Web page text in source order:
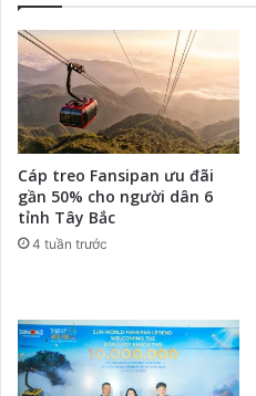
Cáp treo Fansipan ưu đãi
gần 50% cho người dân 6
tỉnh Tây Bắc
4 tuần trước